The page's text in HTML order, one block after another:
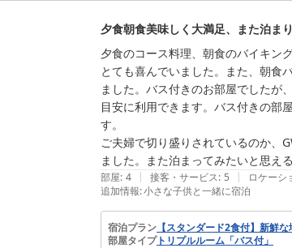
夕食朝食美味しく大満足、また泊ま
夕食のコース料理、朝食のバイキン
とても喜んでいました。また、朝食
ました。バス付きのお部屋でしたが
目安に利用できます。バス付きの部
す。
ご夫婦で切り盛りされているのか、
ました。また泊まってみたいと思え
部屋: 4 | 接客・サービス: 5 | ロケーシ
追加情報:小さな子供と一緒に宿泊
宿泊プラン 【スタンダード2食付】新鮮
部屋タイプトリプルルーム「バス付」